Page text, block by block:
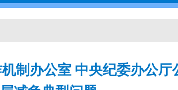
制办公室 中央纪委办公厅